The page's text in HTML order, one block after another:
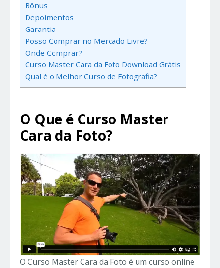
Bônus
Depoimentos
Garantia
Posso Comprar no Mercado Livre?
Onde Comprar?
Curso Master Cara da Foto Download Grátis
Qual é o Melhor Curso de Fotografia?
O Que é Curso Master
Cara da Foto?
O Curso Master Cara da Foto é um curso online